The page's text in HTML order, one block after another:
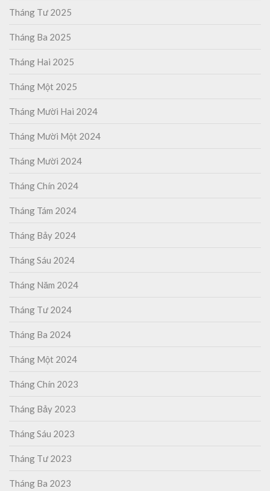
Tháng Tư 2025
Tháng Ba 2025
Tháng Hai 2025
Tháng Một 2025
Tháng Mười Hai 2024
Tháng Mười Một 2024
Tháng Mười 2024
Tháng Chín 2024
Tháng Tám 2024
Tháng Bảy 2024
Tháng Sáu 2024
Tháng Năm 2024
Tháng Tư 2024
Tháng Ba 2024
Tháng Một 2024
Tháng Chín 2023
Tháng Bảy 2023
Tháng Sáu 2023
Tháng Tư 2023
Tháng Ba 2023